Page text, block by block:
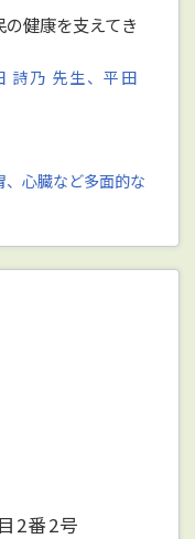
健康を支えてき
詩乃 先生、平田
心臓など多面的な
2番2号